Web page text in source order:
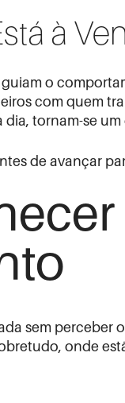
à
o
com quem
tornam-se
de avançar
sem
onde